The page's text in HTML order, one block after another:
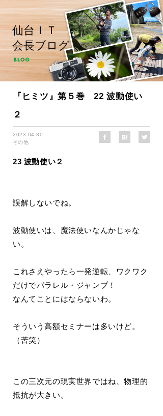
仙台ＩＴ
会長ブログ
『ヒミツ』第５巻 22 波動使い
２
2023.04.30
その他
23 波動使い２
誤解しないでね。
波動使いは、魔法使いなんかじゃな
い。
これさえやったら一発逆転、ワクワク
だけでパラレル・ジャンプ！
なんてことにはならないわ。
そういう高額セミナーは多いけど。
（苦笑）
この三次元の現実世界ではね、物理的
抵抗が大きい。